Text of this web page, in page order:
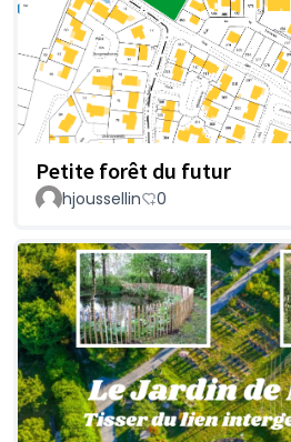
Petite forêt du futur
hjoussellin
0